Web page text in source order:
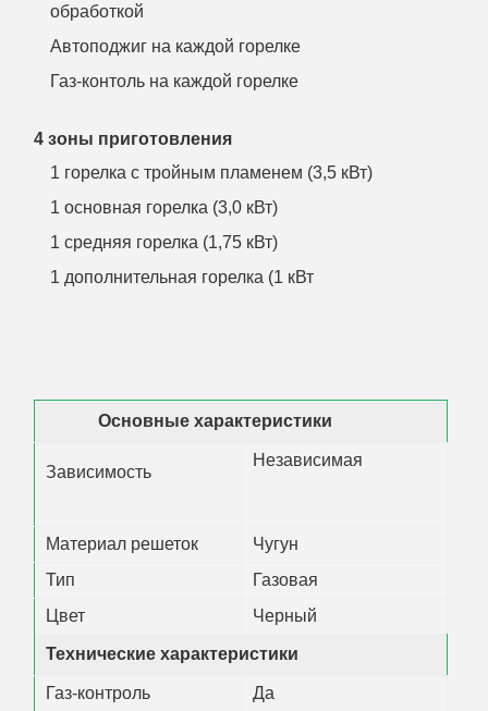
обработкой
Автоподжиг на каждой горелке
Газ-контоль на каждой горелке
4 зоны приготовления
1 горелка с тройным пламенем (3,5 кВт)
1 основная горелка (3,0 кВт)
1 средняя горелка (1,75 кВт)
1 дополнительная горелка (1 кВт
Основные характеристики
Зависимость
Независимая
Материал решеток
Чугун
Тип
Газовая
Цвет
Черный
Технические характеристики
Газ-контроль
Да